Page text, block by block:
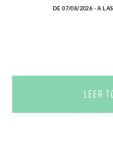
DE 07/08/2026 - A
LEER